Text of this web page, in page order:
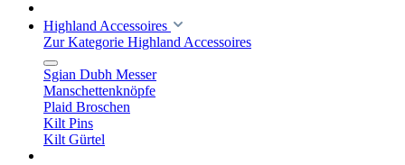
Highland Accessoires
Zur Kategorie Highland Accessoires
Sgian Dubh Messer
Manschettenknöpfe
Plaid Broschen
Kilt Pins
Kilt Gürtel